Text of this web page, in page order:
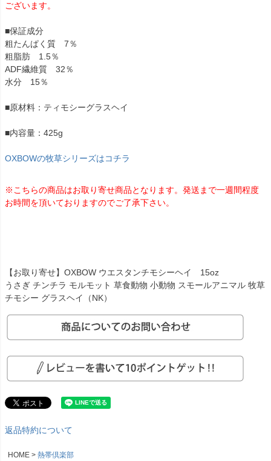
ございます。
■保証成分
粗たんぱく質 7％
粗脂肪 1.5％
ADF繊維質 32％
水分 15％
■原材料：ティモシーグラスヘイ
■内容量：425g
OXBOWの牧草シリーズはコチラ
※こちらの商品はお取り寄せ商品となります。発送まで一週間程度
お時間を頂いておりますのでご了承下さい。
【お取り寄せ】OXBOW ウエスタンチモシーヘイ 15oz
うさぎ チンチラ モルモット 草食動物 小動物 スモールアニマル 牧草
チモシー グラスヘイ（NK）
返品特約について
HOME
熱帯倶楽部